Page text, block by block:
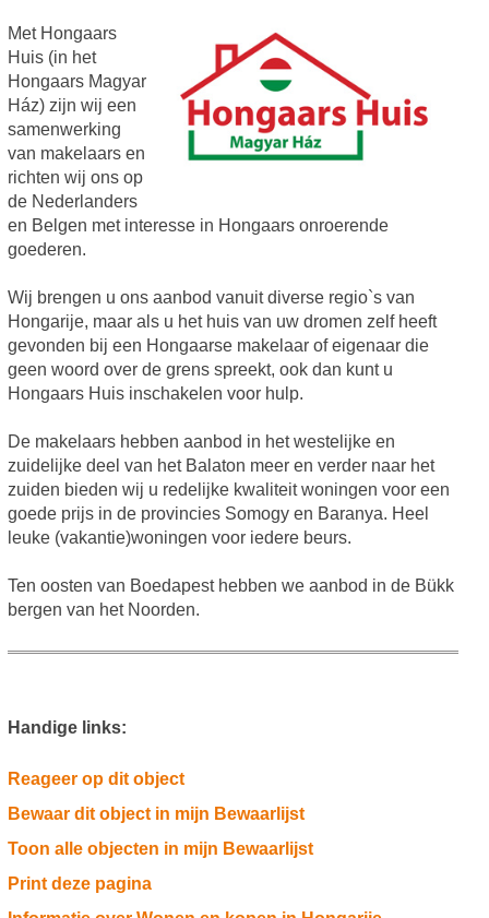
Met Hongaars
Huis (in het
Hongaars Magyar
Ház) zijn wij een
samenwerking
van makelaars en
richten wij ons op
de Nederlanders
en Belgen met interesse in Hongaars onroerende
goederen.
Wij brengen u ons aanbod vanuit diverse regio`s van
Hongarije, maar als u het huis van uw dromen zelf heeft
gevonden bij een Hongaarse makelaar of eigenaar die
geen woord over de grens spreekt, ook dan kunt u
Hongaars Huis inschakelen voor hulp.
De makelaars hebben aanbod in het westelijke en
zuidelijke deel van het Balaton meer en verder naar het
zuiden bieden wij u redelijke kwaliteit woningen voor een
goede prijs in de provincies Somogy en Baranya. Heel
leuke (vakantie)woningen voor iedere beurs.
Ten oosten van Boedapest hebben we aanbod in de Bükk
bergen van het Noorden.
Handige links:
Reageer op dit object
Bewaar dit object in mijn Bewaarlijst
Toon alle objecten in mijn Bewaarlijst
Print deze pagina